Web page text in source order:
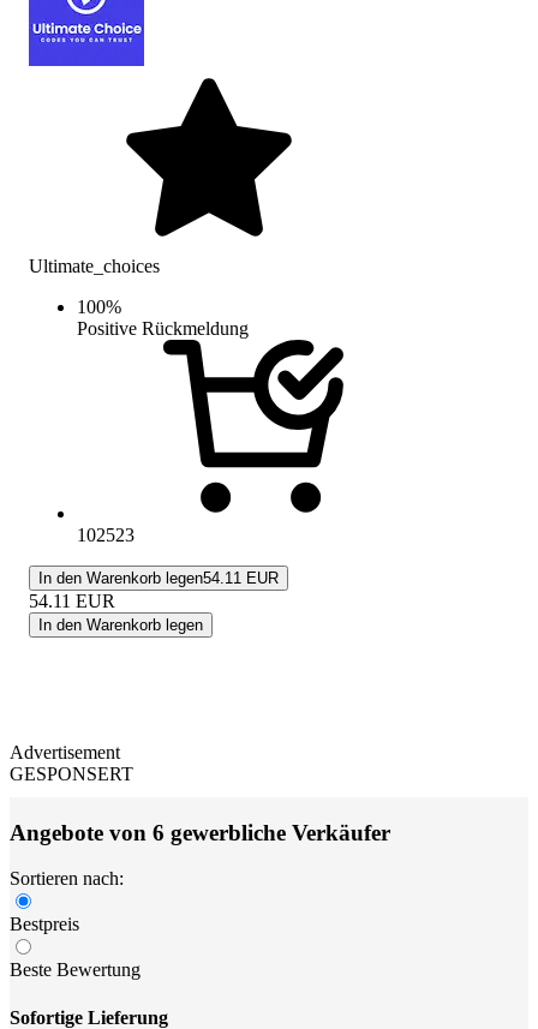
Ultimate_choices
100%
Positive Rückmeldung
102523
In den Warenkorb legen54.11 EUR
54.11 EUR
In den Warenkorb legen
Advertisement
GESPONSERT
Angebote von 6 gewerbliche Verkäufer
Sortieren nach:
Bestpreis
Beste Bewertung
Sofortige Lieferung